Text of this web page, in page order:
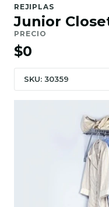
REJIPLAS
Junior
PRECIO
$0
SKU: 30359